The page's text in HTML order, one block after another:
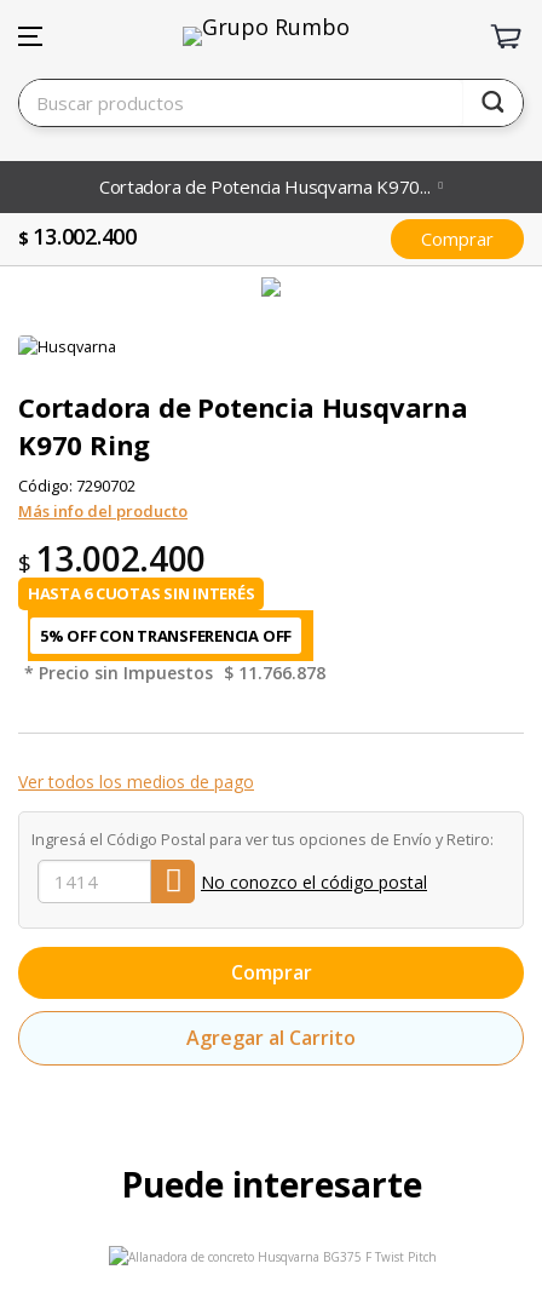
Cortadora de Potencia Husqvarna K970...
Comprar
$ 13.002.400
Cortadora de Potencia Husqvarna
K970 Ring
Código: 7290702
Más info del producto
$ 13.002.400
HASTA 6 CUOTAS SIN INTERÉS
5% OFF CON TRANSFERENCIA
* Precio sin Impuestos $ 11.766.878
Ver todos los medios de pago
Ingresá el Código Postal para ver tus opciones de Envío y Retiro:
No conozco el código postal
Comprar
Agregar al Carrito
Puede interesarte